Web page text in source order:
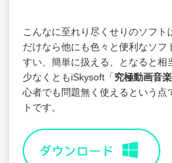
こんなに至れり尽くせりのソフ
だけなら他にも色々と便利なソフ
すい、簡単に扱える、となると相
少なくともiSkysoft「究極動画音
心者でも問題無く使えるという点
トです。